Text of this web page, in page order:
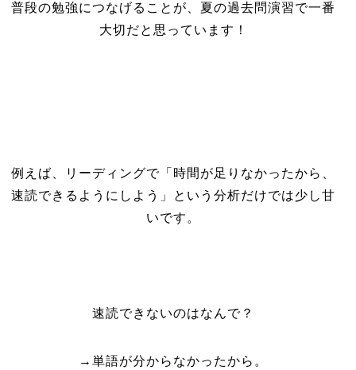
普段の勉強につなげることが、夏の過去問演習で一番
大切だと思っています！
例えば、リーディングで「時間が足りなかったから、
速読できるようにしよう」という分析だけでは少し甘
いです。
速読できないのはなんで？
→単語が分からなかったから。